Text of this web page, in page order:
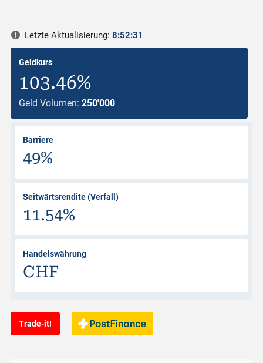
Letzte Aktualisierung: 8:52:31
Geldkurs
103.46%
Geld Volumen: 250'000
Barriere
49%
Seitwärtsrendite (Verfall)
11.54%
Handelswährung
CHF
Trade-it!